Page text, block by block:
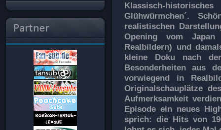
Klassisch-
Glühwürmchen´.
realistischen
Opening vom
Realbildern) und
kleine Doku nach
Besonderheiten aus
vorwiegend in
Originalschauplätze
Aufmerksamkeit
Episode ein neues
sprich: die Hits von